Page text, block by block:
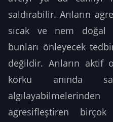
saldırabilir. Arıların
sıcak ve nem doğal
bunları önleyecek
değildir. Arıların aktif
korku anında
agresifleştiren